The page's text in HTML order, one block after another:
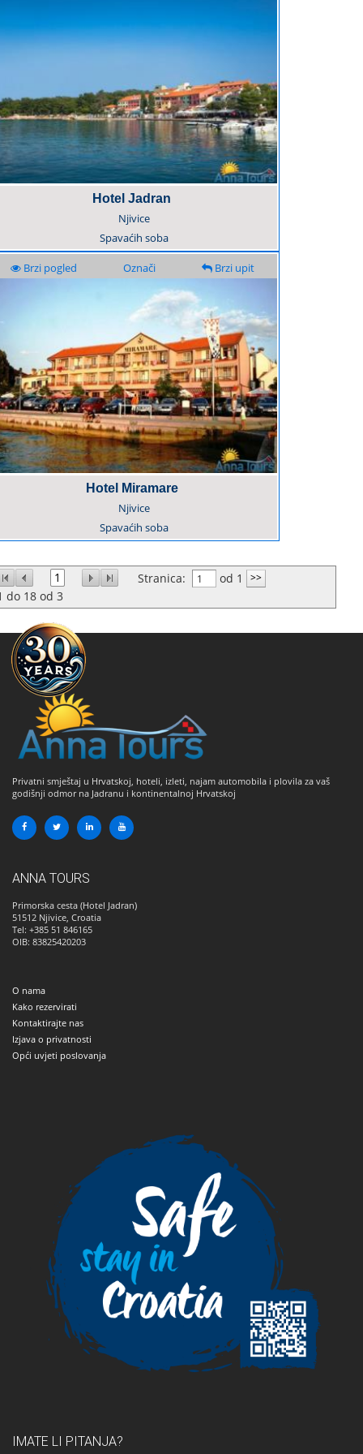
Hotel Jadran
Njivice
Spavaćih soba
Brzi pogled Označi Brzi upit
Hotel Miramare
Njivice
Spavaćih soba
1 Stranica:
od 1
do 18 od 3
Privatni smještaj u Hrvatskoj, hoteli, izleti, najam automobila i plovila za vaš
godišnji odmor na Jadranu i kontinentalnoj Hrvatskoj
ANNA TOURS
Primorska cesta (Hotel Jadran)
51512 Njivice, Croatia
Tel: +385 51 846165
OIB: 83825420203
O nama
Kako rezervirati
Kontaktirajte nas
Izjava o privatnosti
Opći uvjeti poslovanja
IMATE LI PITANJA?